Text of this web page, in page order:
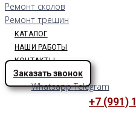
Ремонт сколов
Ремонт трещин
КАТАЛОГ
НАШИ РАБОТЫ
КОНТАКТЫ
Заказать звонок
Whatsapp Telegram
+7 (991)